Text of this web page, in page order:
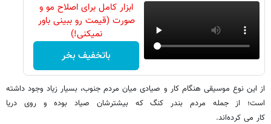
ابزار کامل برای اصلاح مو و
صورت (قیمت رو ببینی باور
نمیکنی!)
باتخفیف بخر
از این نوع موسیقی هنگام کار و صیادی میان مردم جنوب، بسیار زیاد وجود داشته
است؛ از جمله مردم بندر کنگ که بیشترشان صیاد بوده و روی دریا
کار می کرده‌اند.